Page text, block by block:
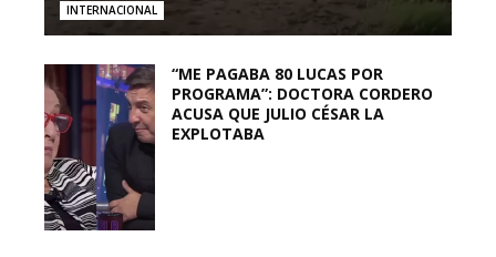
INTERNACIONAL
“ME PAGABA 80 LUCAS POR
PROGRAMA”: DOCTORA CORDERO
ACUSA QUE JULIO CÉSAR LA
EXPLOTABA